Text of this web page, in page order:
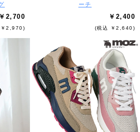
￥2,700
2,970)
ーチ
￥2,400
(税込 ￥2,640)